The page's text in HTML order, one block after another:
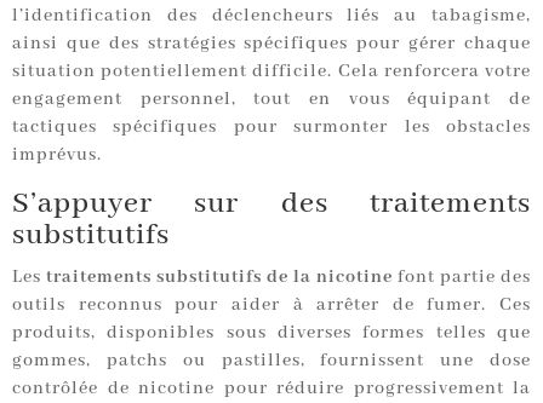
l’identification des déclencheurs liés au tabagisme,
ainsi que des stratégies spécifiques pour gérer chaque
situation potentiellement difficile. Cela renforcera votre
engagement personnel, tout en vous équipant de
tactiques spécifiques pour surmonter les obstacles
imprévus.
S’appuyer sur des traitements
substitutifs
Les traitements substitutifs de la nicotine font partie des
outils reconnus pour aider à arrêter de fumer. Ces
produits, disponibles sous diverses formes telles que
gommes, patchs ou pastilles, fournissent une dose
contrôlée de nicotine pour réduire progressivement la